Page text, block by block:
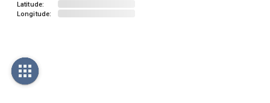
Latitude:
Longitude: